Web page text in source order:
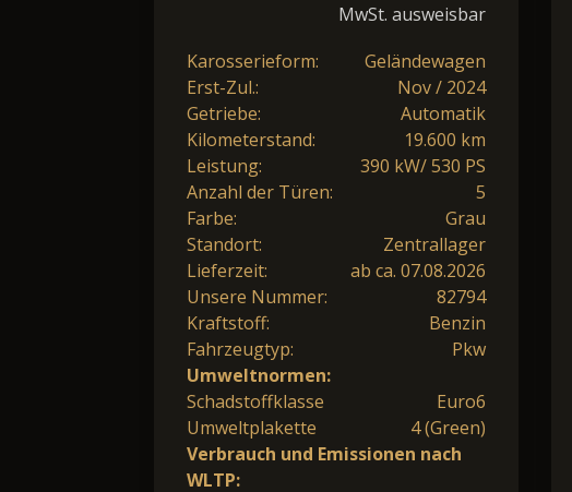
MwSt. ausweisbar
Karosserieform:
Geländewagen
Erst-Zul.:
Nov / 2024
Getriebe:
Automatik
Kilometerstand:
19.600 km
Leistung:
390 kW/ 530 PS
Anzahl der Türen:
5
Farbe:
Grau
Standort:
Zentrallager
Lieferzeit:
ab ca. 07.08.2026
Unsere Nummer:
82794
Kraftstoff:
Benzin
Fahrzeugtyp:
Pkw
Umweltnormen:
Schadstoffklasse
Euro6
Umweltplakette
4 (Green)
Verbrauch und Emissionen nach
WLTP: